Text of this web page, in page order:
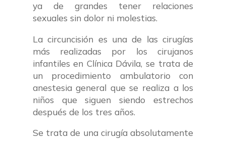
ya de grandes tener relaciones
sexuales sin dolor ni molestias.
La circuncisión es una de las cirugías
más realizadas por los cirujanos
infantiles en Clínica Dávila, se trata de
un procedimiento ambulatorio con
anestesia general que se realiza a los
niños que siguen siendo estrechos
después de los tres años.
Se trata de una cirugía absolutamente